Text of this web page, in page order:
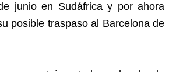
junio en Sudáfrica y por ahora
posible traspaso al Barcelona de